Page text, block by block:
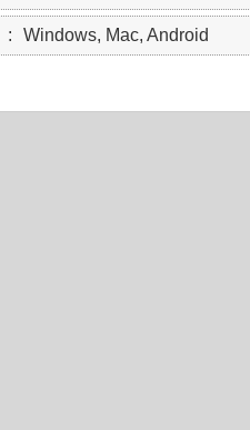
Windows, Mac, Android